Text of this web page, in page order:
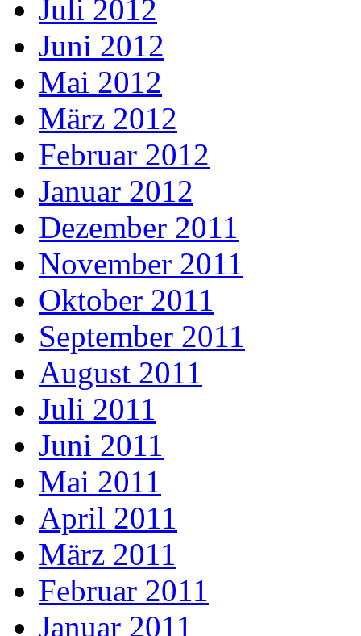
Juli 2012
Juni 2012
Mai 2012
März 2012
Februar 2012
Januar 2012
Dezember 2011
November 2011
Oktober 2011
September 2011
August 2011
Juli 2011
Juni 2011
Mai 2011
April 2011
März 2011
Februar 2011
Januar 2011